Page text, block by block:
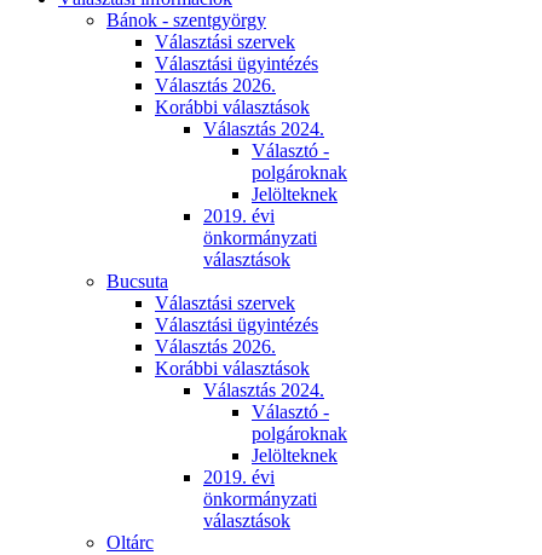
Bánok - szentgyörgy
Választási szervek
Választási ügyintézés
Választás 2026.
Korábbi választások
Választás 2024.
Választó -
polgároknak
Jelölteknek
2019. évi
önkormányzati
választások
Bucsuta
Választási szervek
Választási ügyintézés
Választás 2026.
Korábbi választások
Választás 2024.
Választó -
polgároknak
Jelölteknek
2019. évi
önkormányzati
választások
Oltárc